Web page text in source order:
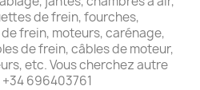
de frein, fourches,
frein, moteurs, carénage,
de frein, câbles de moteur,
etc. Vous cherchez autre
696403761